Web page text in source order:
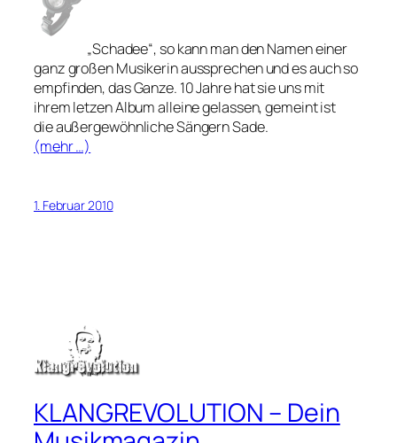
„Schadee“, so kann man den Namen einer
ganz großen Musikerin aussprechen und es auch so
empfinden, das Ganze. 10 Jahre hat sie uns mit
ihrem letzen Album alleine gelassen, gemeint ist
die außergewöhnliche Sängern Sade.
(mehr …)
1. Februar 2010
KLANGREVOLUTION – Dein